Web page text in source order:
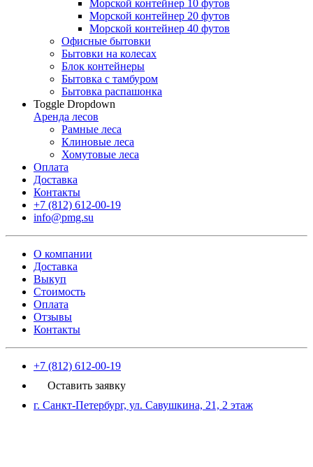
Морской контейнер 10 футов
Морской контейнер 20 футов
Морской контейнер 40 футов
Офисные бытовки
Бытовки на колесах
Блок контейнеры
Бытовка с тамбуром
Бытовка распашонка
Toggle Dropdown
Аренда лесов
Рамные леса
Клиновые леса
Хомутовые леса
Оплата
Доставка
Контакты
+7 (812) 612-00-19
info@pmg.su
О компании
Доставка
Выкуп
Стоимость
Оплата
Отзывы
Контакты
+7 (812) 612-00-19
Оставить заявку
г. Санкт-Петербург, ул. Савушкина, 21, 2 этаж